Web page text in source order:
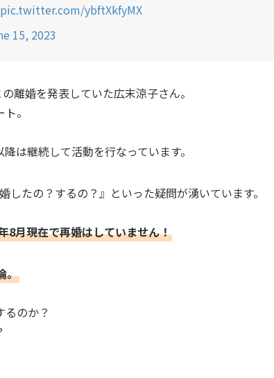
pic.twitter.com/ybftXkfyMX
15, 2023
離婚を発表していた広末涼子さん。
。
は継続して活動を行なっています。
たの？するの？』といった疑問が湧いています。
8月現在で再婚はしていません！
。
のか？